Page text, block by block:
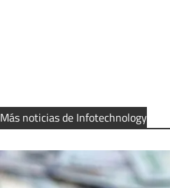
Más noticias de Infotechnology